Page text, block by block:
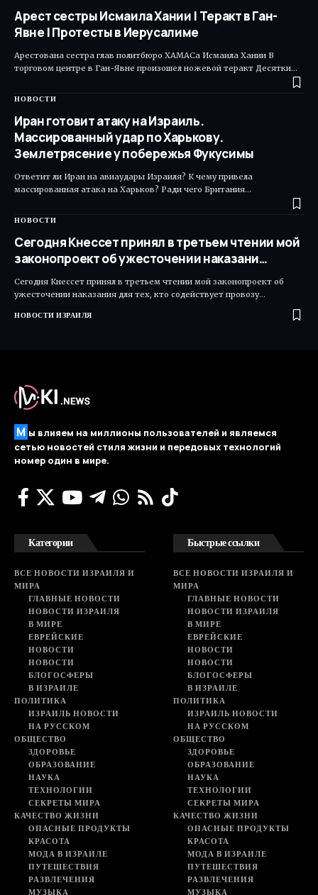
Арест сестры Исмаила Хании | Теракт в Ган-
Явне | Протесты в Иерусалиме
Арестована сестра глав политбюро ХАМАСа Исмаила Хании В
торговом центре в Ган-Явне произошел ножевой теракт Десятки…
НОВОСТИ
Иран готовит атаку на Израиль.
Массированный удар по Харькову.
Землетрясение у побережья Фукусимы
Ответит ли Иран на авиаудары Израиля? К чему привела
массированная атака на Харьков? Ради чего Британия…
НОВОСТИ
Сегодня Кнессет принял в третьем чтении мой
законопроект об ужесточении наказани…
Сегодня Кнессет принял в третьем чтении мой законопроект об
ужесточении наказания для тех, кто содействует провозу…
НОВОСТИ ИЗРАИЛЯ
М ы влияем на миллионы пользователей и являемся
сетью новостей стиля жизни и передовых технологий
номер один в мире.
Категории
ВСЕ НОВОСТИ ИЗРАИЛЯ И
МИРА
ГЛАВНЫЕ НОВОСТИ
НОВОСТИ ИЗРАИЛЯ
В МИРЕ
ЕВРЕЙСКИЕ
НОВОСТИ
НОВОСТИ
БЛОГОСФЕРЫ
В ИЗРАИЛЕ
ПОЛИТИКА
ИЗРАИЛЬ НОВОСТИ
НА РУССКОМ
ОБЩЕСТВО
ЗДОРОВЬЕ
ОБРАЗОВАНИЕ
НАУКА
ТЕХНОЛОГИИ
СЕКРЕТЫ МИРА
КАЧЕСТВО ЖИЗНИ
ОПАСНЫЕ ПРОДУКТЫ
КРАСОТА
МОДА В ИЗРАИЛЕ
ПУТЕШЕСТВИЯ
РАЗВЛЕЧЕНИЯ
МУЗЫКА
Быстрые ссылки
ВСЕ НОВОСТИ ИЗРАИЛЯ И
МИРА
ГЛАВНЫЕ НОВОСТИ
НОВОСТИ ИЗРАИЛЯ
В МИРЕ
ЕВРЕЙСКИЕ
НОВОСТИ
НОВОСТИ
БЛОГОСФЕРЫ
В ИЗРАИЛЕ
ПОЛИТИКА
ИЗРАИЛЬ НОВОСТИ
НА РУССКОМ
ОБЩЕСТВО
ЗДОРОВЬЕ
ОБРАЗОВАНИЕ
НАУКА
ТЕХНОЛОГИИ
СЕКРЕТЫ МИРА
КАЧЕСТВО ЖИЗНИ
ОПАСНЫЕ ПРОДУКТЫ
КРАСОТА
МОДА В ИЗРАИЛЕ
ПУТЕШЕСТВИЯ
РАЗВЛЕЧЕНИЯ
МУЗЫКА